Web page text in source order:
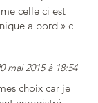
celle ci est
a bord » c
mai 2015 à 18:54
choix car je